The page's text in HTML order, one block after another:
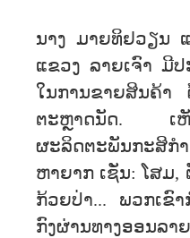
ນາງ ມາຍທິຢວຽນ
ແຂວງ ລາຍເຈົາ ມີ
ໃນການຂາຍສິນຄ້າ
ຕະຫຼາດນັດ. ເ
ຜະລິດຕະພັນກະສິກ
ຫາຍາກ ເຊັ່ນ: ໂສມ,
ກ້ວຍປ່າ... ພວກເຂົ
ກົງຜ່ານທາງອອນລາ